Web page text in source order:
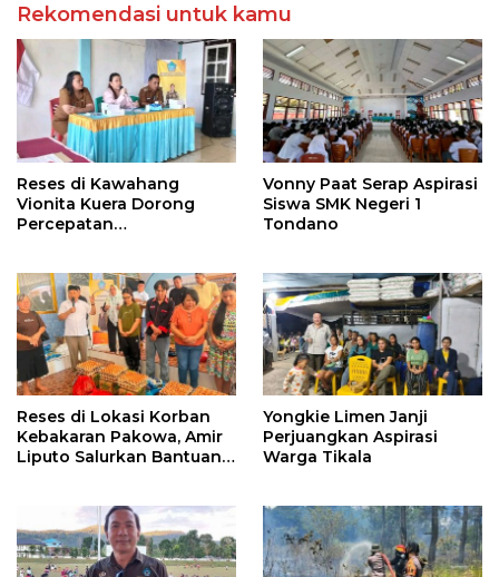
Rekomendasi untuk kamu
Reses di Kawahang
Vionita Kuera Dorong
Percepatan
Vonny Paat Serap Aspirasi
Siswa SMK Negeri 1
Tondano
Reses di Lokasi Korban
Kebakaran Pakowa, Amir
Liputo Salurkan Bantuan
Yongkie Limen Janji
Perjuangkan Aspirasi
Warga Tikala